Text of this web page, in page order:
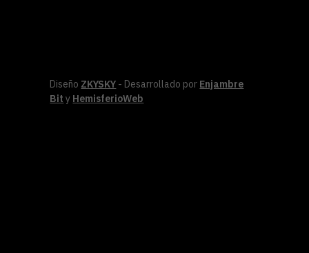
Diseño ZKYSKY - Desarrollado por Enjambre
Bit y HemisferioWeb